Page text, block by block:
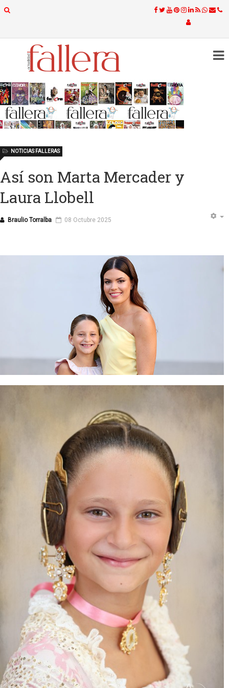
Así son Marta Mercader y
Laura Llobell
Braulio Torralba
NOTICIAS FALLERAS
08 Octubre 2025